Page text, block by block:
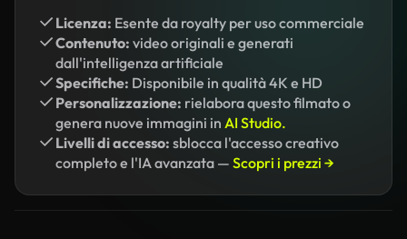
Licenza: Esente da royalty per uso commerciale
Contenuto: video originali e generati
dall'intelligenza artificiale
Specifiche: Disponibile in qualità 4K e HD
Personalizzazione: rielabora questo filmato o
genera nuove immagini in AI Studio.
Livelli di accesso: sblocca l'accesso creativo
completo e l'IA avanzata — Scopri i prezzi →